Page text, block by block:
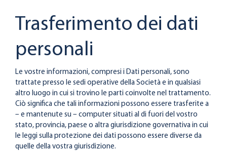
Trasferimento dei dati
personali
Le vostre informazioni, compresi i Dati personali, sono
trattate presso le sedi operative della Società e in qualsiasi
altro luogo in cui si trovino le parti coinvolte nel trattamento.
Ciò significa che tali informazioni possono essere trasferite a
– e mantenute su – computer situati al di fuori del vostro
stato, provincia, paese o altra giurisdizione governativa in cui
le leggi sulla protezione dei dati possono essere diverse da
quelle della vostra giurisdizione.